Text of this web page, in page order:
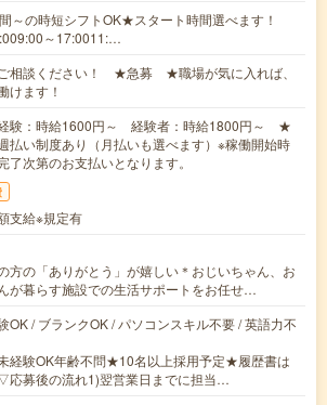
～の時短シフトOK★スタート時間選べます！
～17:0011:…
相談ください！ ★急募 ★職場が気に入れば、
けます！
験：時給1600円～ 経験者：時給1800円～ ★
払い制度あり（月払いも選べます）※稼働開始時
了次第のお支払いとなります。
支給※規定有
方の「ありがとう」が嬉しい＊おじいちゃん、お
が暮らす施設での生活サポートをお任せ…
OK / ブランクOK / パソコンスキル不要 / 英語力不
経験OK年齢不問★10名以上採用予定★履歴書は
応募後の流れ1)翌営業日までに担当…